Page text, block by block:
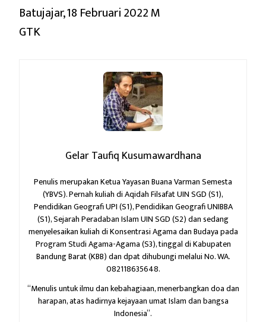
Batujajar, 18 Februari 2022 M
GTK
Gelar Taufiq Kusumawardhana
Penulis merupakan Ketua Yayasan Buana Varman Semesta
(YBVS). Pernah kuliah di Aqidah Filsafat UIN SGD (S1),
Pendidikan Geografi UPI (S1), Pendidikan Geografi UNIBBA
(S1), Sejarah Peradaban Islam UIN SGD (S2) dan sedang
menyelesaikan kuliah di Konsentrasi Agama dan Budaya pada
Program Studi Agama-Agama (S3), tinggal di Kabupaten
Bandung Barat (KBB) dan dpat dihubungi melalui No. WA.
082118635648.
“Menulis untuk ilmu dan kebahagiaan,menerbangkan doa dan
harapan,atas hadirnya kejayaan umat Islam dan bangsa
Indonesia”.